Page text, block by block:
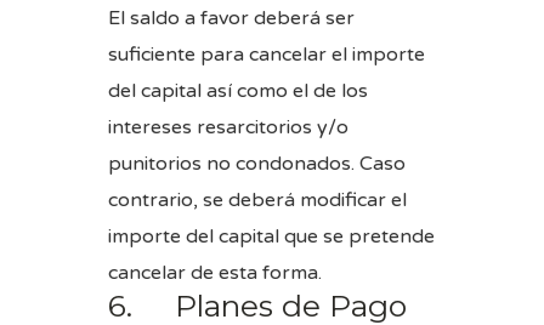
El saldo a favor deberá ser
suficiente para cancelar el importe
del capital así como el de los
intereses resarcitorios y/o
punitorios no condonados. Caso
contrario, se deberá modificar el
importe del capital que se pretende
cancelar de esta forma.
6. Planes de Pago